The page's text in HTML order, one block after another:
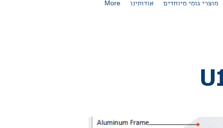
מוצרי גומי מיוחדים אודותינו More